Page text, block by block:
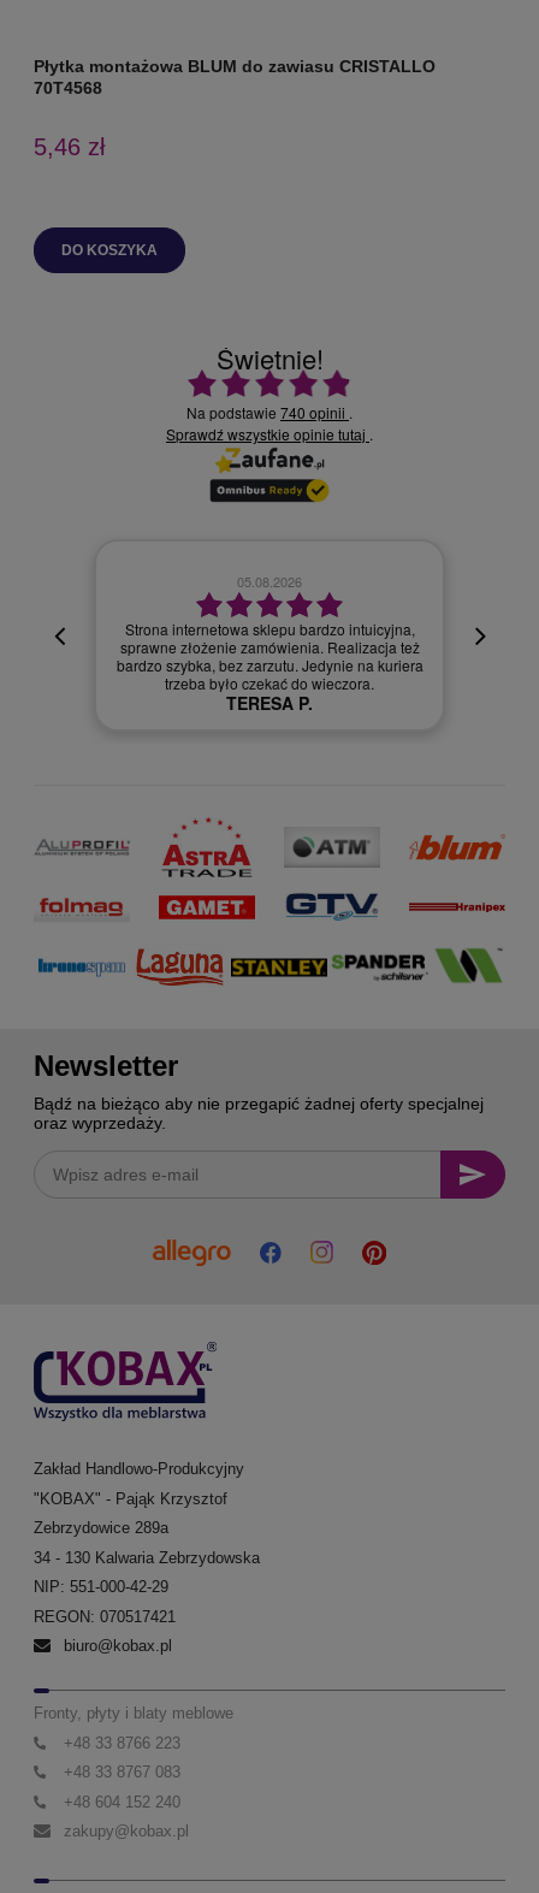
Płytka montażowa BLUM do zawiasu CRISTALLO
70T4568
5,46 zł
DO KOSZYKA
Świetnie!
Ocena średnia 4.9 na 5
Na podstawie 740 opinii .
Sprawdź wszystkie opinie tutaj .
02.08.2026
Szybka dostawa.
Szymon R.
Newsletter
Bądź na bieżąco aby nie przegapić żadnej oferty specjalnej
oraz wyprzedaży.
Zakład Handlowo-Produkcyjny
"KOBAX" - Pająk Krzysztof
Zebrzydowice 289a
34 - 130 Kalwaria Zebrzydowska
NIP: 551-000-42-29
REGON: 070517421
biuro@kobax.pl
Fronty, płyty i blaty meblowe
+48 33 8766 223
+48 33 8767 083
+48 604 152 240
zakupy@kobax.pl